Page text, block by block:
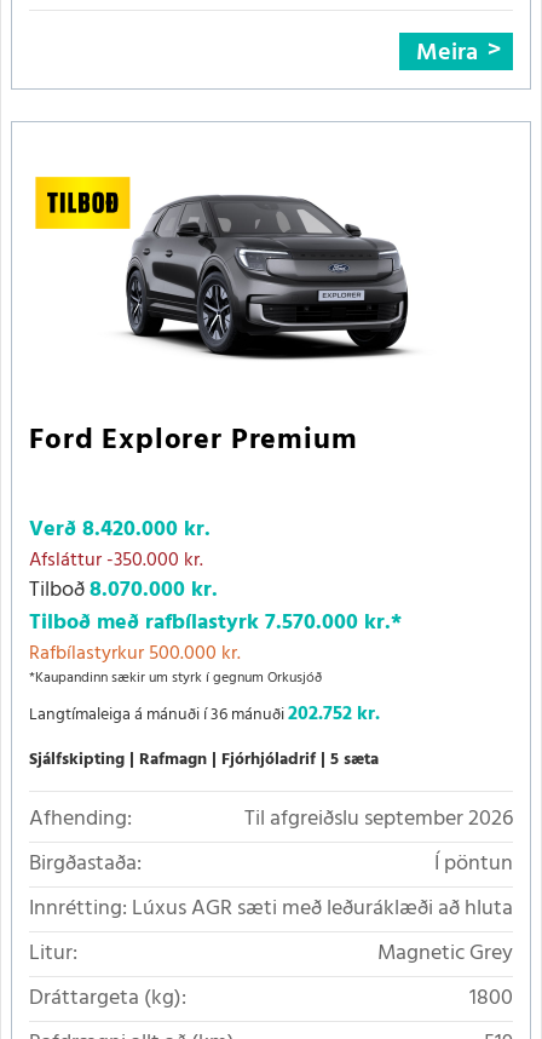
Meira
Ford Explorer Premium
Verð8.420.000 kr.
Afsláttur-350.000 kr.
Tilboð8.070.000 kr.
Tilboð með rafbílastyrk7.570.000 kr.*
Rafbílastyrkur 500.000 kr.
*Kaupandinn sækir um styrk í gegnum Orkusjóð
Langtímaleiga á mánuði í 36 mánuði202.752 kr.
Sjálfskipting Rafmagn Fjórhjóladrif 5 sæta
Afhending:
Til afgreiðslu september 2026
Birgðastaða:
Í pöntun
Innrétting: Lúxus AGR sæti með leðuráklæði að hluta
Litur:
Magnetic Grey
Dráttargeta (kg):
1800